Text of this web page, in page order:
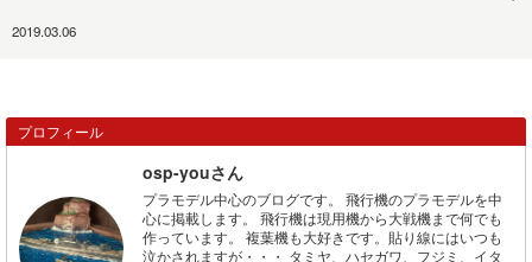
2019.03.06
プロフィール
osp-youさん
プラモデル中心のブログです。 飛行機のプラモデルを中
心に掲載します。 飛行機は現用機から大戦機まで何でも
作っています。 複葉機も大好きです。貼り線にはいつも
泣かされますが・・・ タミヤ、ハセガワ、フジミ、イタ